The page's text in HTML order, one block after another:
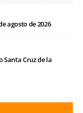
agosto de 2026
Cruz de la